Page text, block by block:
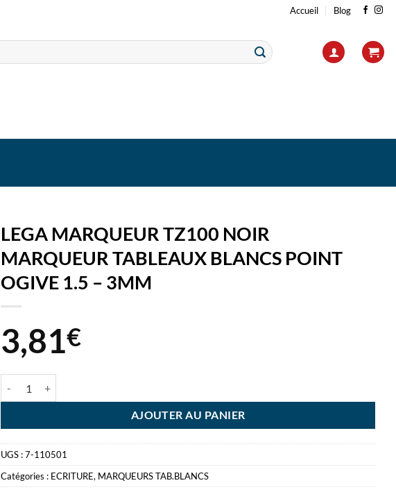
Accueil Blog
LEGA MARQUEUR TZ100 NOIR
MARQUEUR TABLEAUX BLANCS POINT
OGIVE 1.5 – 3MM
3,81€
AJOUTER AU PANIER
UGS :7-110501
Catégories : ECRITURE, MARQUEURS TAB.BLANCS